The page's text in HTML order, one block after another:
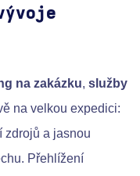
na zakázku, služby
na velkou expedici:
zdrojů a jasnou
Přehlížení